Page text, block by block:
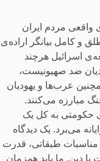
واقعی مردم ایران
و کامل بیانگر اراده‌ی
اسرائیل هرچند
ضد صهیونیست،
عرب‌ها و یهودیان
مبارزه می‌کنند.
حکومتی به کل یک
می‌برد. یک دیدگاه
طبقاتی، قدرت
دین. ما باید همزمان